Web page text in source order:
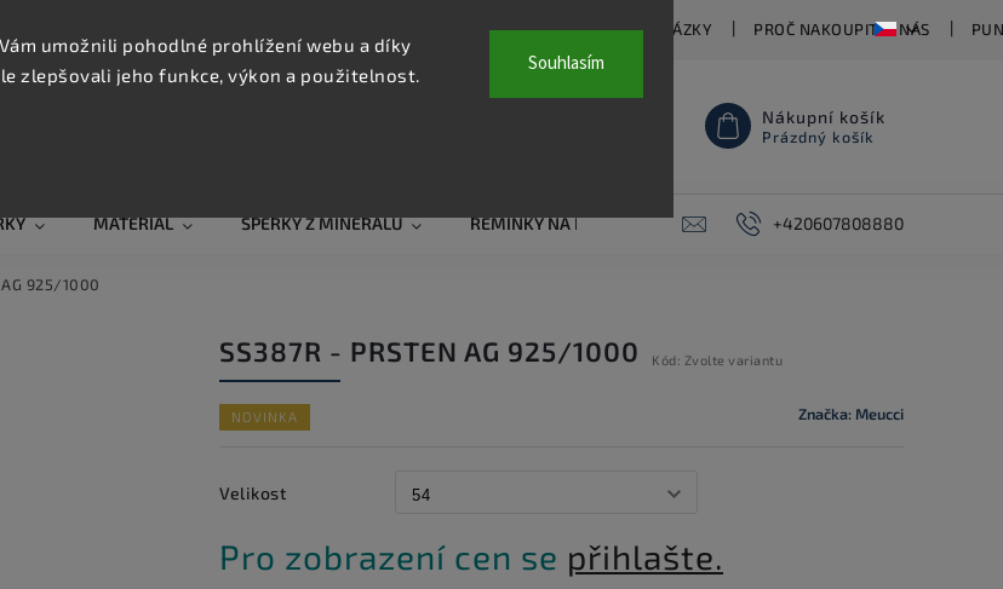
umožnili pohodlné prohlížení webu a díky
zlepšovali jeho funkce, výkon a použitelnost.
Souhlasím
ČASTO KLADENÉ OTÁZKY PROČ NAKOUPIT U NÁS
Nákupní košík
Prázdný košík
MATERIÁL ŠPERKY Z MINERÁLŮ ŘEMÍNKY NA HODINKY AKCE PIERCING
+420607808880
925/1000
SS387R - PRSTEN AG 925/1000 Kód: Zvolte variantu
NOVINKA Značka: Meucci
Velikost
Pro zobrazení cen se přihlašte.